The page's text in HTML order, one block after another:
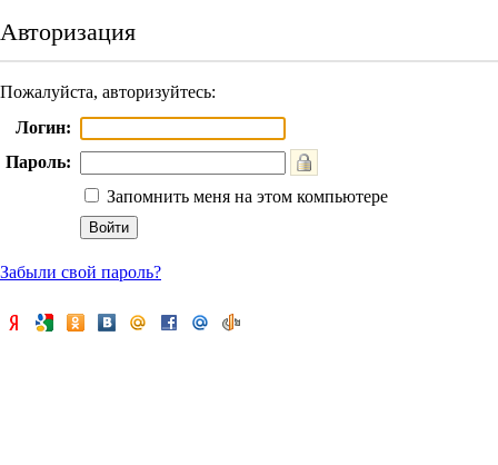
Авторизация
Пожалуйста, авторизуйтесь:
Логин:
Пароль:
Запомнить меня на этом компьютере
Забыли свой пароль?